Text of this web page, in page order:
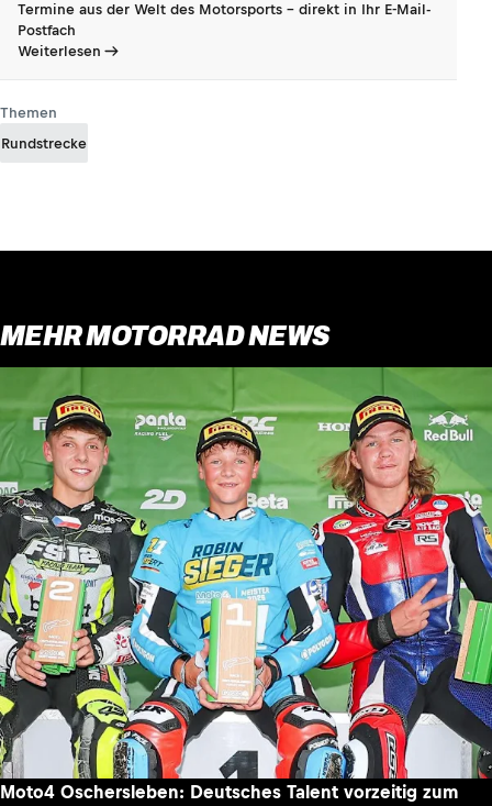
Termine aus der Welt des Motorsports - direkt in Ihr E-Mail-
Postfach
Weiterlesen
Themen
Rundstrecke
MEHR MOTORRAD NEWS
Moto4 Oschersleben: Deutsches Talent vorzeitig zum